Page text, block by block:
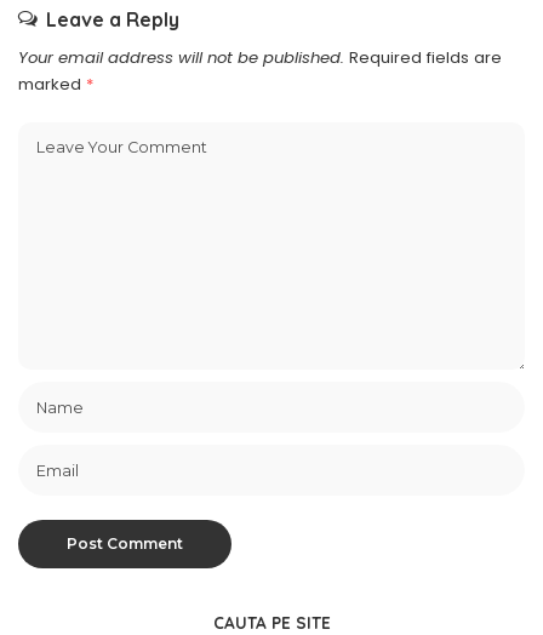
Leave a Reply
Your email address will not be published. Required fields are
marked *
CAUTA PE SITE